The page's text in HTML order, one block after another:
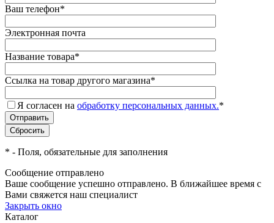
Ваш телефон*
Электронная почта
Название товара*
Ссылка на товар другого магазина*
Я согласен на обработку персональных данных.*
* - Поля, обязательные для заполнения
Сообщение отправлено
Ваше сообщение успешно отправлено. В ближайшее время с
Вами свяжется наш специалист
Закрыть окно
Каталог